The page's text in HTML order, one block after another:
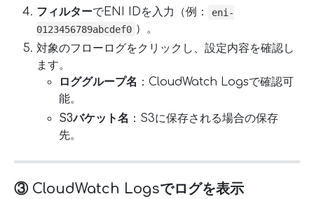
フィルターでENI IDを入力（例：
eni-
0123456789abcdef0 ）。
対象のフローログをクリックし、設定内容を確認し
ます。
ロググループ名 ：CloudWatch Logsで確認可
能。
S3バケット名 ：S3に保存される場合の保存
先。
③ CloudWatch Logsでログを表示